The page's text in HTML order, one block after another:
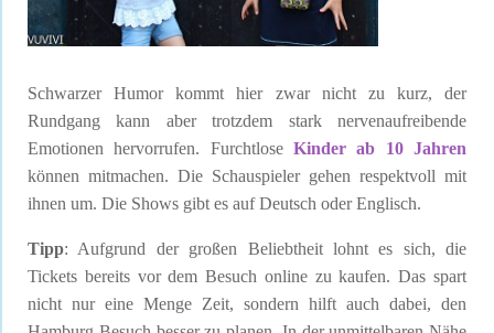
Schwarzer Humor kommt hier zwar nicht zu kurz, der
Rundgang kann aber trotzdem stark nervenaufreibende
Emotionen hervorrufen. Furchtlose Kinder ab 10 Jahren
können mitmachen. Die Schauspieler gehen respektvoll mit
ihnen um. Die Shows gibt es auf Deutsch oder Englisch.
Tipp: Aufgrund der großen Beliebtheit lohnt es sich, die
Tickets bereits vor dem Besuch online zu kaufen. Das spart
nicht nur eine Menge Zeit, sondern hilft auch dabei, den